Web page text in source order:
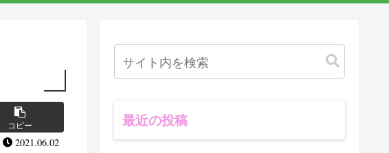
コピー
2021.06.02
最近の投稿